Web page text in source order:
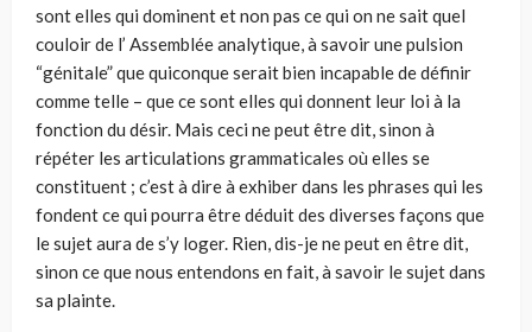
sont elles qui dominent et non pas ce qui on ne sait quel
couloir de l’ Assemblée analytique, à savoir une pulsion
“génitale” que quiconque serait bien incapable de définir
comme telle – que ce sont elles qui donnent leur loi à la
fonction du désir. Mais ceci ne peut être dit, sinon à
répéter les articulations grammaticales où elles se
constituent ; c’est à dire à exhiber dans les phrases qui les
fondent ce qui pourra être déduit des diverses façons que
le sujet aura de s’y loger. Rien, dis-je ne peut en être dit,
sinon ce que nous entendons en fait, à savoir le sujet dans
sa plainte.